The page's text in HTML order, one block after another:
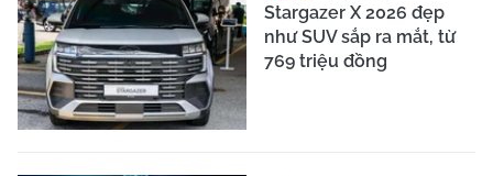
Stargazer X 2026 đẹp
như SUV sắp ra mắt, từ
769 triệu đồng